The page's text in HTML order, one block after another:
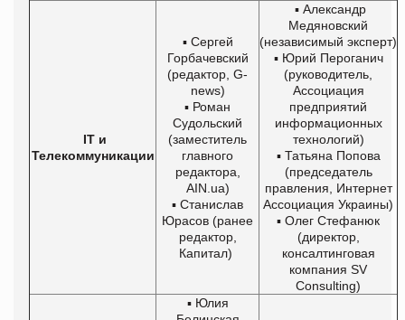
IT и
Телекоммуникации
▪ Сергей
Горбачевский
(редактор, G-
news)
▪ Роман
Судольский
(заместитель
главного
редактора,
AIN.ua)
▪ Станислав
Юрасов (ранее
редактор,
Капитал)
▪ Александр
Медяновский
(независимый эксперт)
▪ Юрий Пероганич
(руководитель,
Ассоциация
предприятий
информационных
технологий)
▪ Татьяна Попова
(председатель
правления, Интернет
Ассоциация Украины)
▪ Олег Стефанюк
(директор,
консалтинговая
компания SV
Consulting)
▪ Юлия